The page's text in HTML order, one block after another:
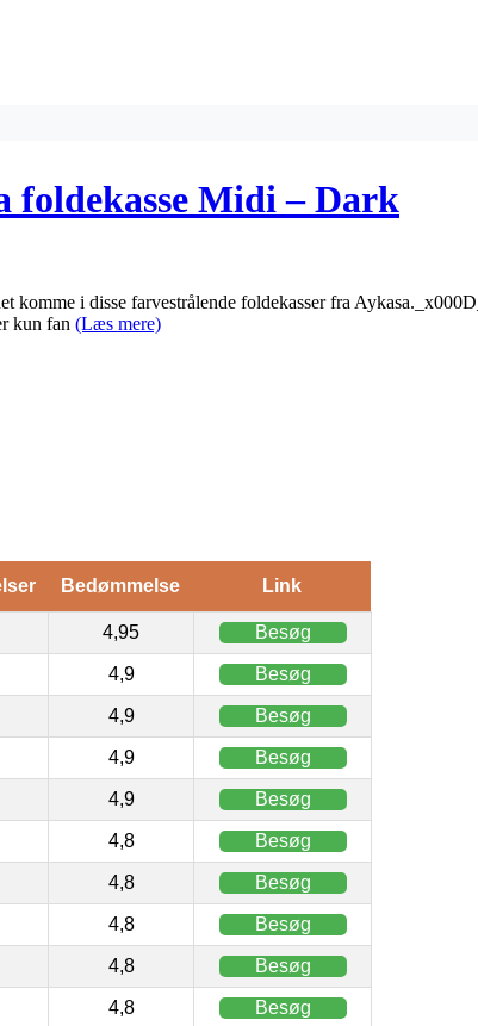
foldekasse Midi – Dark
i disse farvestrålende foldekasser fra Aykasa._x000D_
kun fan (Læs mere)
Bedømmelse Link
4,95 Besøg
4,9 Besøg
4,9 Besøg
4,9 Besøg
4,9 Besøg
4,8 Besøg
4,8 Besøg
4,8 Besøg
4,8 Besøg
4,8 Besøg